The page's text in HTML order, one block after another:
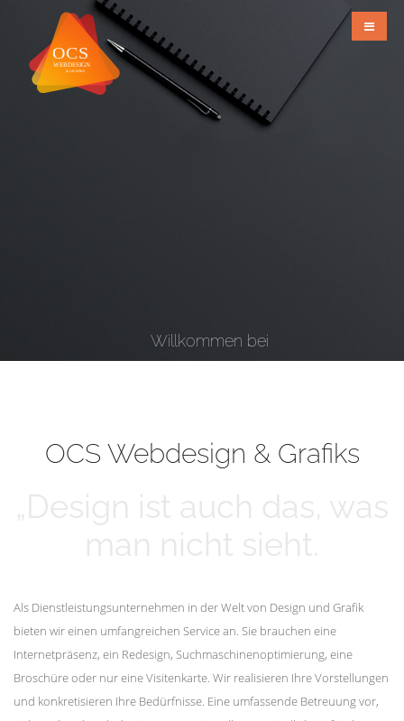
Willkommen bei
OCS Webdesign & Grafiks
Als Dienstleistungsunternehmen in der Welt von Design und Grafik
bieten wir einen umfangreichen Service an. Sie brauchen eine
Internetpräsenz, ein Redesign, Suchmaschinenoptimierung, eine
Broschüre oder nur eine Visitenkarte. Wir realisieren Ihre Vorstellungen
und konkretisieren Ihre Bedürfnisse. Eine umfassende Betreuung vor,